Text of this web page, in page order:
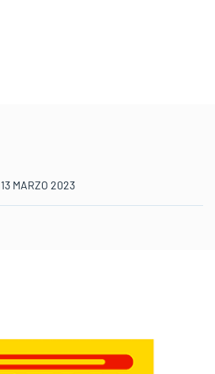
13 MARZO 2023